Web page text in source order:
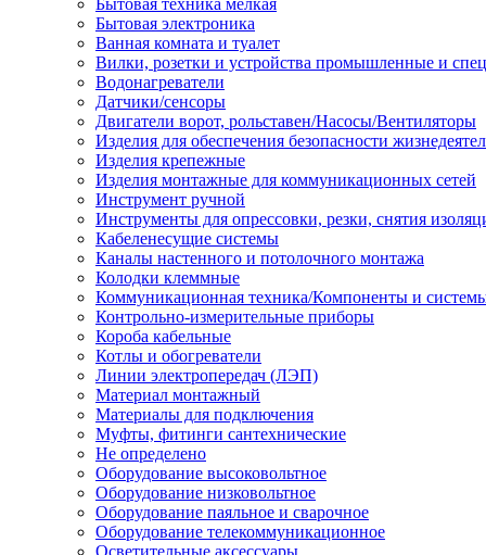
Бытовая техника мелкая
Бытовая электроника
Ванная комната и туалет
Вилки, розетки и устройства промышленные и
Водонагреватели
Датчики/сенсоры
Двигатели ворот, рольставен/Насосы/Вентиляторы
Изделия для обеспечения безопасности
Изделия крепежные
Изделия монтажные для коммуникационных сетей
Инструмент ручной
Инструменты для опрессовки, резки, снятия
Кабеленесущие системы
Каналы настенного и потолочного монтажа
Колодки клеммные
Коммуникационная техника/Компоненты и
Контрольно-измерительные приборы
Короба кабельные
Котлы и обогреватели
Линии электропередач (ЛЭП)
Материал монтажный
Материалы для подключения
Муфты, фитинги сантехнические
Не определено
Оборудование высоковольтное
Оборудование низковольтное
Оборудование паяльное и сварочное
Оборудование телекоммуникационное
Осветительные аксессуары